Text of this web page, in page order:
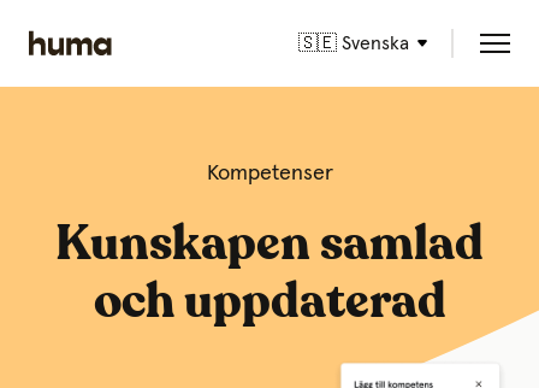
🇸🇪 Svenska
Kompetenser
Kunskapen samlad
och uppdaterad